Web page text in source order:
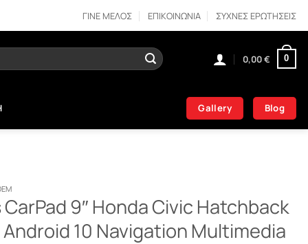
ΓΙΝΕ ΜΕΛΟΣ ΕΠΙΚΟΙΝΩΝΙΑ ΣΥΧΝΕΣ ΕΡΩΤΗΣΕΙΣ
0,00€ 0
Gallery Blog
CarPad 9″ Honda Civic Hatchback
10 Navigation Multimedia